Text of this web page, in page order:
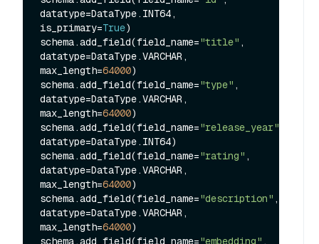
datatype=DataType.INT64,
is_primary=True)
schema.add_field(field_name="title" ,
datatype=DataType.VARCHAR,
max_length=64000)
schema.add_field(field_name="type" ,
datatype=DataType.VARCHAR,
max_length=64000)
schema.add_field(field_name="release_year"
datatype=DataType.INT64)
schema.add_field(field_name="rating" ,
datatype=DataType.VARCHAR,
max_length=64000)
schema.add_field(field_name="description" ,
datatype=DataType.VARCHAR,
max_length=64000)